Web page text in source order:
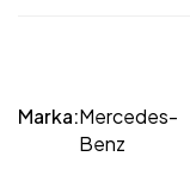
Marka:Mercedes-
Benz